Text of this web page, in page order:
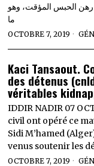
الحبس المؤقت، وهو
ما
OCTOBRE 7, 2019
Kaci Tansaout.
des détenus
véritables
IDDIR NADIR 07
civil ont opéré ce
Sidi M’hamed
venus soutenir les
OCTOBRE 7, 2019